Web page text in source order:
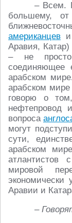
– Всем.
большему, от
американцев
Аравия, Катар)
– не
соединяющее
арабском
арабском
говорю о
нефтепровод
вопроса
могут
сути,
арабском
атлантистов
мировой
экономически
Аравии и
–